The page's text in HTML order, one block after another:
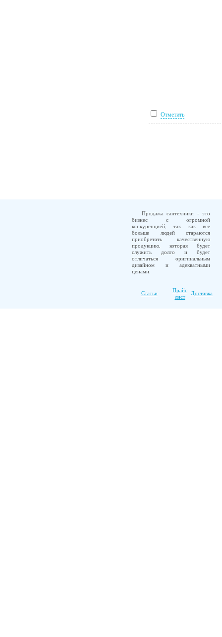
Отметить
Продажа сантехники - это
бизнес с огромной
конкуренцией, так как все
больше людей стараются
приобретать качественную
продукцию, которая будет
служить долго и будет
отличаться оригинальным
дизайном и адекватными
ценами.
Статьи
Прайс
лист
Доставка